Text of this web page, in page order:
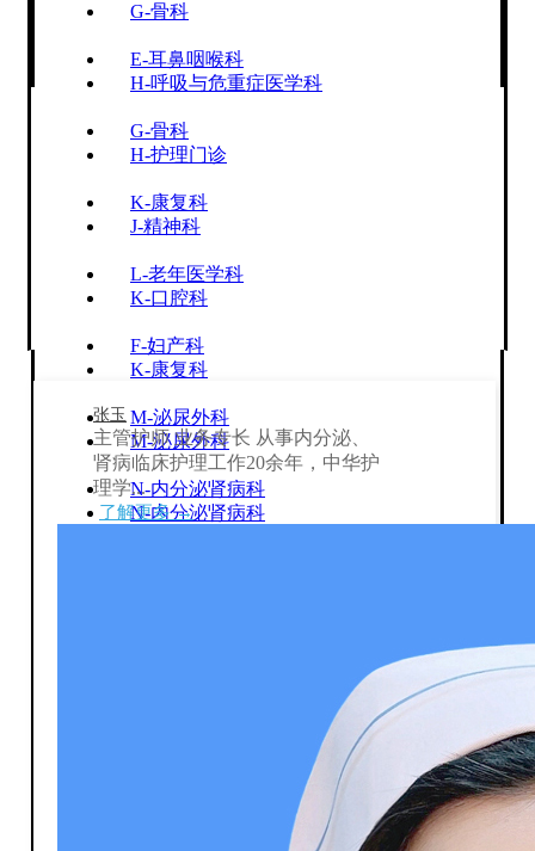
G-骨科
H-呼吸与危重症医学科
H-护理门诊
J-精神科
K-口腔科
K-康复科
M-泌尿外科
N-内分泌肾病科
E-耳鼻咽喉科
G-骨科
K-康复科
L-老年医学科
F-妇产科
M-泌尿外科
N-内分泌肾病科
张玉
主管护师 业务专长 从事内分泌、
肾病临床护理工作20余年，中华护
理学...
了解更多 →